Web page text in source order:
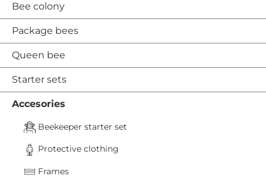
Bee colony
Package bees
Queen bee
Starter sets
Accesories
Beekeeper starter set
Protective clothing
Frames